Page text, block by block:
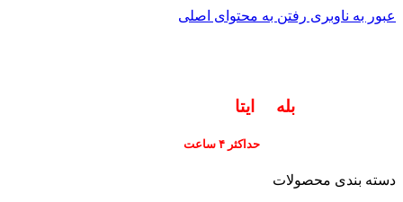
عبور به ناوبری رفتن به محتوای اصلی
بله ایتا
حداکثر ۴ ساعت
دسته بندی محصولات